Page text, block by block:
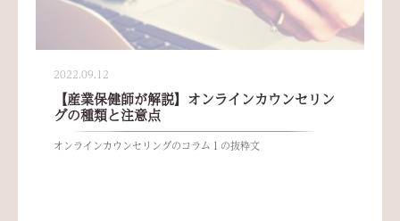
2022.09.12
【産業保健師が解説】オンラインカウンセリン
グの種類と注意点
オンラインカウンセリングのコラム１の抜粋文